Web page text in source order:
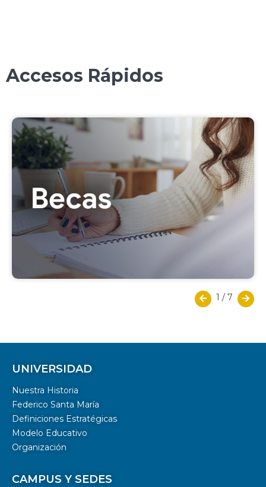
Accesos Rápidos
1 / 7
UNIVERSIDAD
Nuestra Historia
Federico Santa María
Definiciones Estratégicas
Modelo Educativo
Organización
CAMPUS Y SEDES